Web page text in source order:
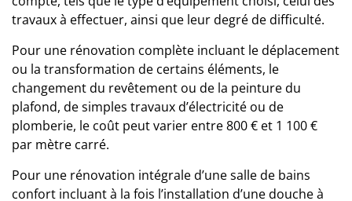
travaux à effectuer, ainsi que leur degré de difficulté.
Pour une rénovation complète incluant le déplacement
ou la transformation de certains éléments, le
changement du revêtement ou de la peinture du
plafond, de simples travaux d’électricité ou de
plomberie, le coût peut varier entre 800 € et 1 100 €
par mètre carré.
Pour une rénovation intégrale d’une salle de bains
confort incluant à la fois l’installation d’une douche à